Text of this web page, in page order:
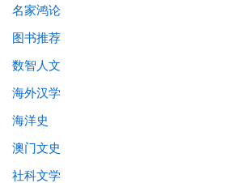
名家鸿论
图书推荐
数智人文
海外汉学
海洋史
澳门文史
社科文学